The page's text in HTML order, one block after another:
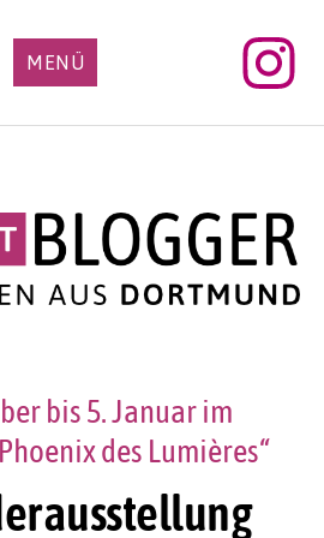
MENÜ
bis 5. Januar im
des Lumières“